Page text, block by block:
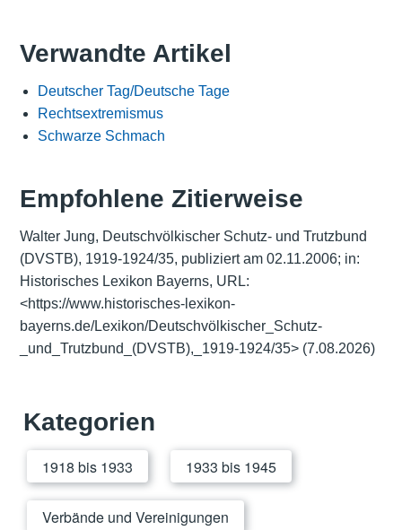
Verwandte Artikel
Deutscher Tag/Deutsche Tage
Rechtsextremismus
Schwarze Schmach
Empfohlene Zitierweise
Walter Jung, Deutschvölkischer Schutz- und Trutzbund
(DVSTB), 1919-1924/35, publiziert am 02.11.2006; in:
Historisches Lexikon Bayerns, URL:
<https://www.historisches-lexikon-
bayerns.de/Lexikon/Deutschvölkischer_Schutz-
_und_Trutzbund_(DVSTB),_1919-1924/35>(7.08.2026)
Kategorien
1918 bis 1933 1933 bis 1945
Verbände und Vereinigungen